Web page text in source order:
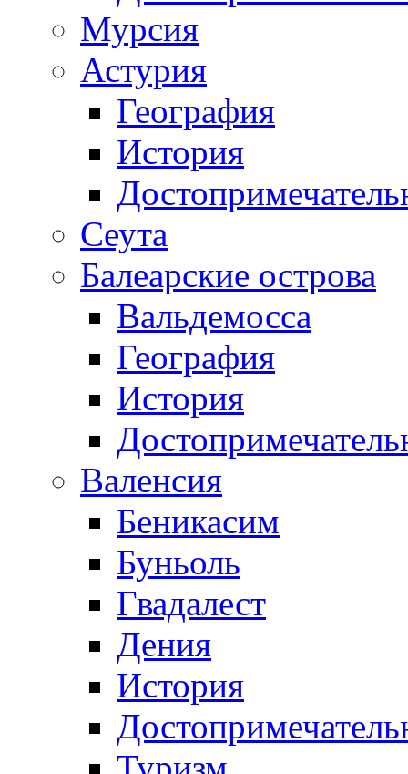
Мурсия
Астурия
География
История
Сеута
Балеарские острова
Вальдемосса
География
История
Валенсия
Беникасим
Буньоль
Гвадалест
Дения
История